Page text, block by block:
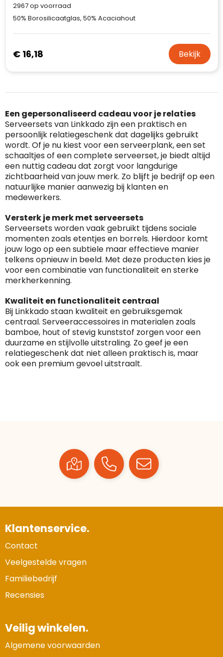
2967op voorraad
50% Borosilicaatglas, 50% Acaciahout
€ 16,18 Bekijk
Een gepersonaliseerd cadeau voor je relaties
Serveersets van Linkkado zijn een praktisch en
persoonlijk relatiegeschenk dat dagelijks gebruikt
wordt. Of je nu kiest voor een serveerplank, een set
schaaltjes of een complete serveerset, je biedt altijd
een nuttig cadeau dat zorgt voor langdurige
zichtbaarheid van jouw merk. Zo blijft je bedrijf op een
natuurlijke manier aanwezig bij klanten en
medewerkers.
Versterk je merk met serveersets
Serveersets worden vaak gebruikt tijdens sociale
momenten zoals etentjes en borrels. Hierdoor komt
jouw logo op een subtiele maar effectieve manier
telkens opnieuw in beeld. Met deze producten kies je
voor een combinatie van functionaliteit en sterke
merkherkenning.
Kwaliteit en functionaliteit centraal
Bij Linkkado staan kwaliteit en gebruiksgemak
centraal. Serveeraccessoires in materialen zoals
bamboe, hout of stevig kunststof zorgen voor een
duurzame en stijlvolle uitstraling. Zo geef je een
relatiegeschenk dat niet alleen praktisch is, maar
ook een premium gevoel uitstraalt.
Klantenservice.
Contact
Veelgestelde vragen
Familiebedrijf
Recensies
Veilig winkelen.
Algemene voorwaarden